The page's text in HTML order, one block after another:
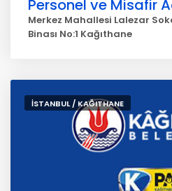
Personel ve Misafir
Merkez Mahallesi Lalezar
Binası No:1 Kağıthane
İSTANBUL / KAĞITHANE